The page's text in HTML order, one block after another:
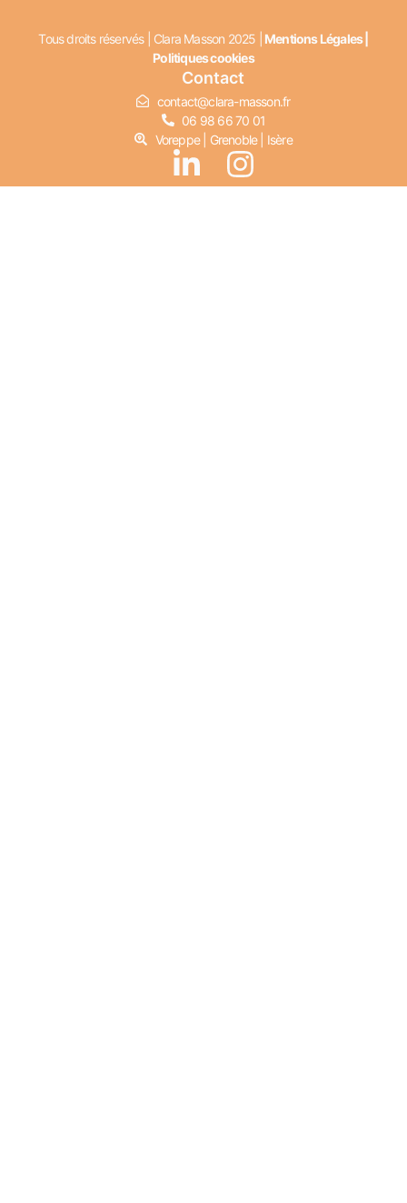
Tous droits réservés | Clara Masson 2025 | Mentions Légales|
Politiques cookies
Contact
contact@clara-masson.fr
06 98 66 70 01
Voreppe | Grenoble | Isère
L
i
I
n